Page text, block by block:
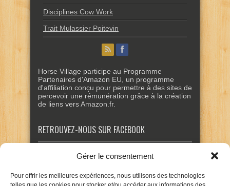
Gérer le consentement
Pour offrir les meilleures expériences, nous utilisons des technologies
Disciplines Cow Work
Trait Mulassier Poitevin
Horse Village participe au Programme
Partenaires d'Amazon EU, un programme
d'affiliation conçu pour permettre à des sites de
percevoir une rémunération grâce à la création
de liens vers Amazon.fr.
RETROUVEZ-NOUS SUR FACEBOOK